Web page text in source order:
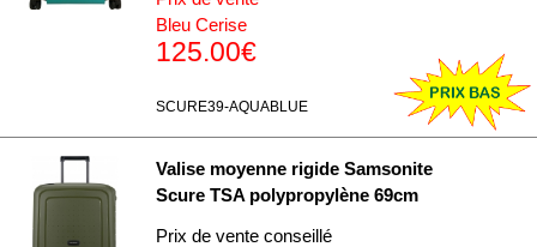
Bleu Cerise
125.00€
SCURE39-AQUABLUE
Valise moyenne rigide Samsonite
Scure TSA polypropylène 69cm
Prix de vente conseillé